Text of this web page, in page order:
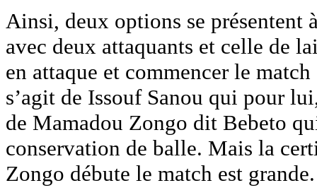
Ainsi, deux options se présentent
avec deux attaquants et celle de
en attaque et commencer le
s’agit de Issouf Sanou qui pour
de Mamadou Zongo dit Bebeto
conservation de balle. Mais la
Zongo débute le match est grande.